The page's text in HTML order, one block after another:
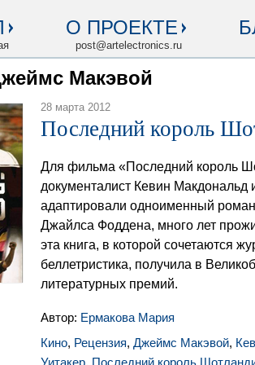
О ПРОЕКТЕ
post@artelectronics.ru
Макэвой
28 марта 2012
Последний король
Для фильма «Последний король
документалист Кевин Макдональд
адаптировали одноименный роман
Джайлса Фоддена, много лет
эта книга, в которой сочетаются
беллетристика, получила в
литературных премий.
Автор: Ермакова Мария
Кино, Рецензия, Джеймс Макэвой,
Уитакер, Последний король